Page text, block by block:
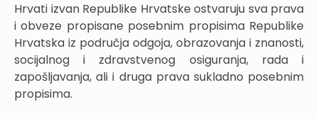
Hrvati izvan Republike Hrvatske ostvaruju sva prava
i obveze propisane posebnim propisima Republike
Hrvatska iz područja odgoja, obrazovanja i znanosti,
socijalnog i zdravstvenog osiguranja, rada i
zapošljavanja, ali i druga prava sukladno posebnim
propisima.